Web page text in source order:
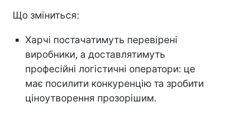
Що зміниться:
Харчі постачатимуть перевірені
виробники, а доставлятимуть
професійні логістичні оператори: це
має посилити конкуренцію та зробити
ціноутворення прозорішим.